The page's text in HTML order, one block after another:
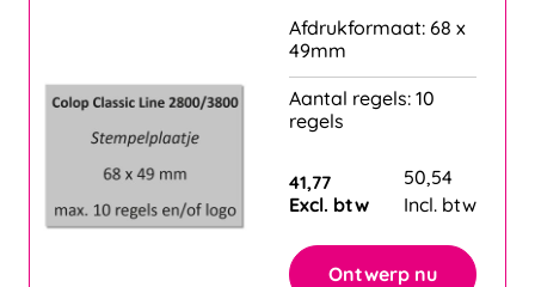
Afdrukformaat: 68 x
49mm
Aantal regels: 10
regels
41,77
Excl. btw
50,54
Incl. btw
Ontwerp nu